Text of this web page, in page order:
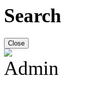
Search
Close